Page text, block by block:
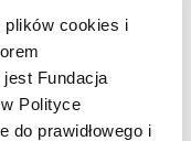
plików cookies i
Fundacja
Polityce
do prawidłowego i